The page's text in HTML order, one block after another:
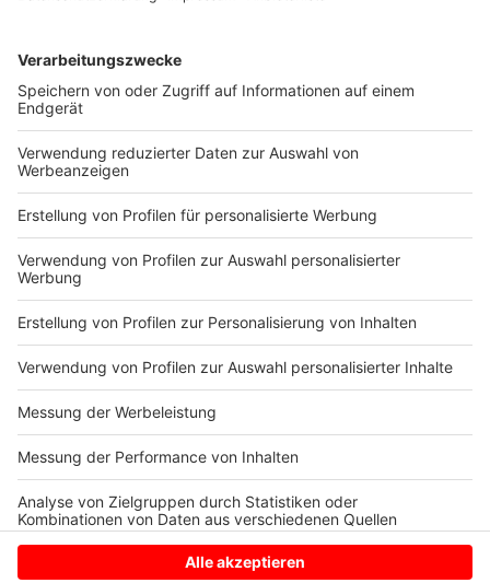
gibt auch viele Modelle, die Eltern in der Coronazeit
und im Homeoffice extrem weiterhelfen. Tagsüber
Zeit für die Kinder, am Abend dann für die Firma. Das
Europaparlament hat die EU-Kommission trotzdem
aufgefordert, für das Nicht-Erreichbar-Sein eine
gesetzliche Basis zu schaffen:Die zunehmende
Nutzung digitaler Technologien hat die Arbeitswelt
verändert und eine Kultur der ständigen Erreichbarkeit
geschaffen.
Anzeige